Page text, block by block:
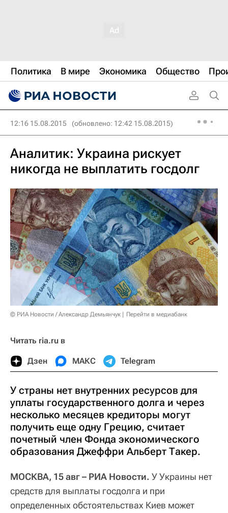
Политика В мире Экономика Общество
12:16 15.08.2015 (обновлено: 12:42 15.08.2015)
Аналитик: Украина рискует
никогда не выплатить госдолг
© РИА Новости / Александр Демьянчук Перейти в медиабанк
Читать ria.ru в
Дзен МАКС Telegram
У страны нет внутренних ресурсов для
уплаты государственного долга и через
несколько месяцев кредиторы могут
получить еще одну Грецию, считает
почетный член Фонда экономического
образования Джеффри Альберт Такер.
МОСКВА, 15 авг – РИА Новости. У Украины нет
средств для выплаты госдолга и при
определенных обстоятельствах Киев может